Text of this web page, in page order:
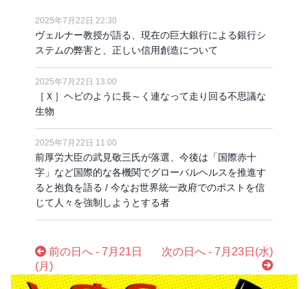
2025年7月22日 22:30
ヴェルナー教授が語る、現在の巨大銀行による銀行シ
ステムの弊害と、正しい信用創造について
2025年7月22日 13:00
［Ｘ］ヘビのように長～く連なって走り回る不思議な
生物
2025年7月22日 11:00
前厚労大臣の武見敬三氏が落選、今後は「国際赤十
字」など国際的な各機関でグローバルヘルスを推進す
ると抱負を語る / 今なお世界統一政府でのポストを信
じて人々を強制しようとする者
前の日へ - 7月21日
(月)
次の日へ - 7月23日(水)